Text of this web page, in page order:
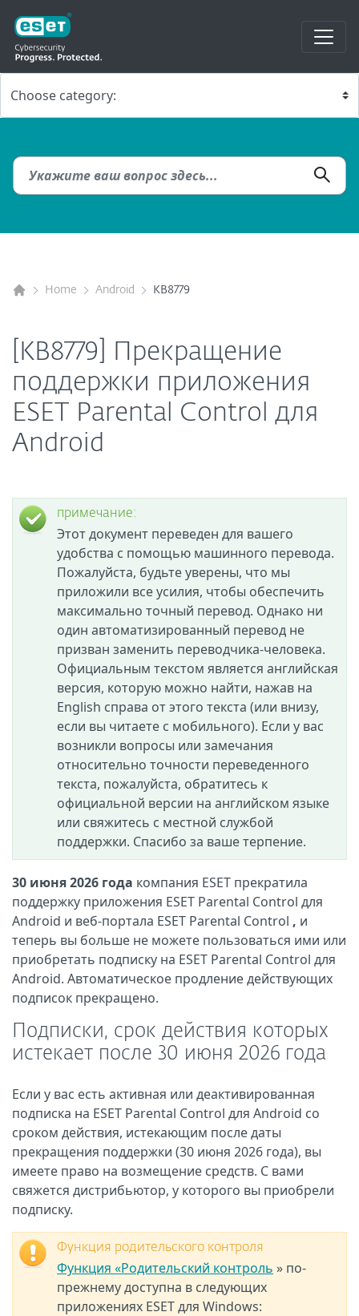
Home Android KB8779
[KB8779] Прекращение
поддержки приложения
ESET Parental Control для
Android
примечание:
Этот документ переведен для вашего
удобства с помощью машинного перевода.
Пожалуйста, будьте уверены, что мы
приложили все усилия, чтобы обеспечить
максимально точный перевод. Однако ни
один автоматизированный перевод не
призван заменить переводчика-человека.
Официальным текстом является английская
версия, которую можно найти, нажав на
English справа от этого текста (или внизу,
если вы читаете с мобильного). Если у вас
возникли вопросы или замечания
относительно точности переведенного
текста, пожалуйста, обратитесь к
официальной версии на английском языке
или свяжитесь с местной службой
поддержки. Спасибо за ваше терпение.
30 июня 2026 года компания ESET прекратила
поддержку приложения ESET Parental Control для
Android и веб-портала ESET Parental Control , и
теперь вы больше не можете пользоваться ими или
приобретать подписку на ESET Parental Control для
Android. Автоматическое продление действующих
подписок прекращено.
Подписки, срок действия которых
истекает после 30 июня 2026 года
Если у вас есть активная или деактивированная
подписка на ESET Parental Control для Android со
сроком действия, истекающим после даты
прекращения поддержки (30 июня 2026 года), вы
имеете право на возмещение средств. С вами
свяжется дистрибьютор, у которого вы приобрели
подписку.
Функция родительского контроля
Функция «Родительский контроль » по-
прежнему доступна в следующих
приложениях ESET для Windows: